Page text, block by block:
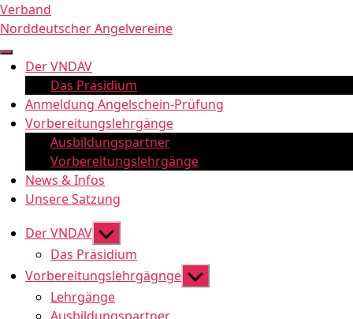
Zum
Inhalt
springen
Verband
Norddeutscher Angelvereine
Der VNDAV
Das Präsidium
Anmeldung Angelschein-Prüfung
Vorbereitungslehrgänge
Ausbildungspartner
Vorbereitungslehrgänge
News & Infos
Unsere Satzung
Der VNDAV Untermenü
anzeigen
Das Präsidium
Vorbereitungslehrgägnge Untermenü
Lehrgänge